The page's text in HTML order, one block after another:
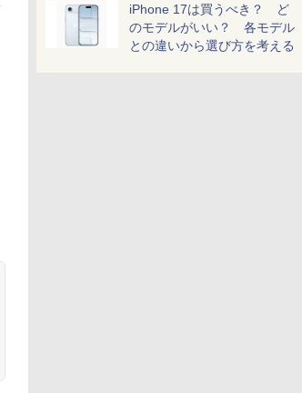
iPhone 17は買うべき？ ど
のモデルがいい？ 各モデル
との違いから選び方を考える